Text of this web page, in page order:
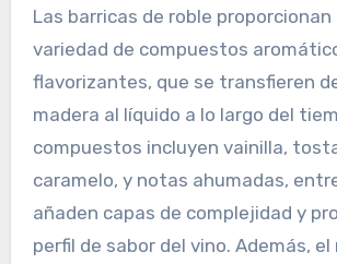
Las barricas de roble proporcionan
variedad de compuestos
flavorizantes, que se transfieren
madera al líquido a lo largo del
compuestos incluyen vainilla,
caramelo, y notas ahumadas,
añaden capas de complejidad y
perfil de sabor del vino. Además,